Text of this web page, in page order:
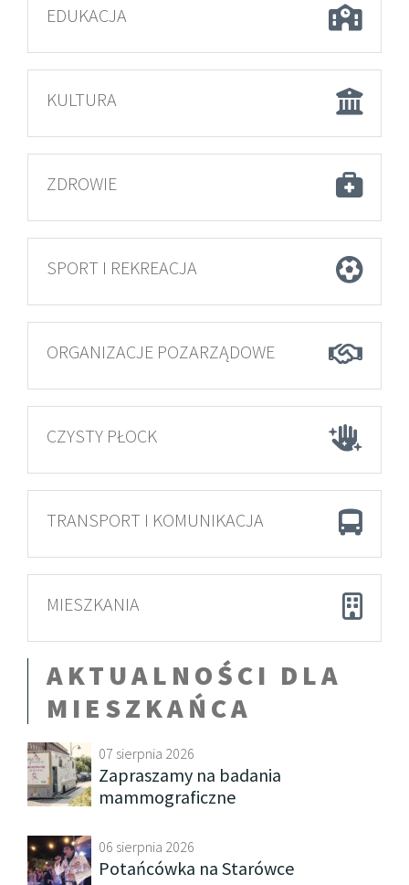
EDUKACJA
KULTURA
ZDROWIE
SPORT I REKREACJA
ORGANIZACJE POZARZĄDOWE
CZYSTY PŁOCK
TRANSPORT I KOMUNIKACJA
MIESZKANIA
AKTUALNOŚCI DLA
MIESZKAŃCA
07 sierpnia 2026
Zapraszamy na badania
mammograficzne
06 sierpnia 2026
Potańcówka na Starówce